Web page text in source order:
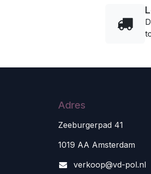
Adres
Zeeburgerpad 41
1019 AA Amsterdam
verkoop@vd-pol.nl